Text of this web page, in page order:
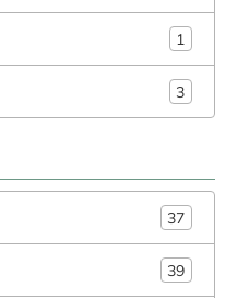
1
3
37
39